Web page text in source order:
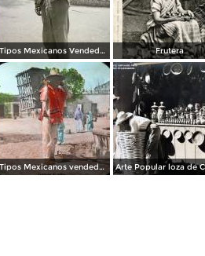
Tipos Mexicanos Vendedor de fruta en La Alameda Ciudad de México. Frutera
Tipos Mexicanos vendedor de pollos.